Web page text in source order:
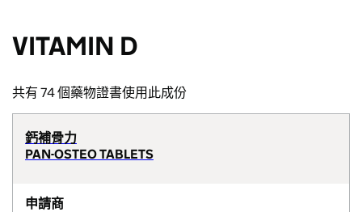
VITAMIN D
共有 74 個藥物證書使用此成份
鈣補骨力
PAN-OSTEO TABLETS
申請商